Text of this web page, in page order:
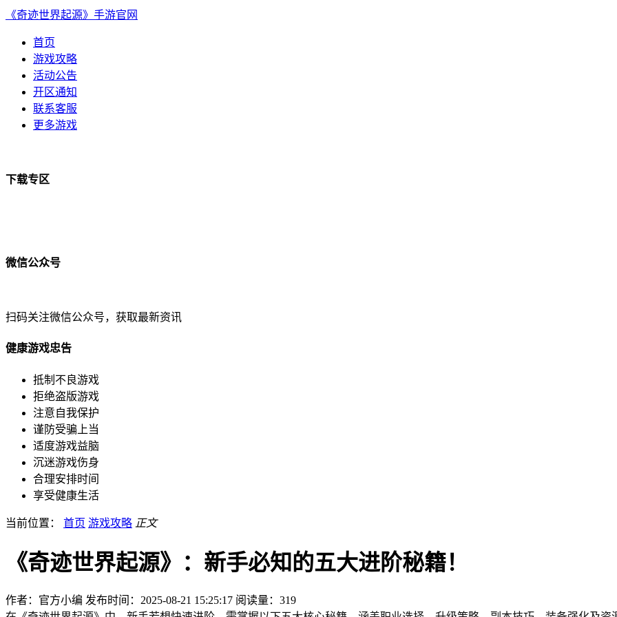
《奇迹世界起源》手游官网
首页
游戏攻略
活动公告
开区通知
联系客服
更多游戏
下载专区
微信公众号
扫码关注微信公众号，获取最新资讯
健康游戏忠告
抵制不良游戏
拒绝盗版游戏
注意自我保护
谨防受骗上当
适度游戏益脑
沉迷游戏伤身
合理安排时间
享受健康生活
当前位置： 首页 游戏攻略 正文
《奇迹世界起源》：新手必知的五大进阶秘籍！
作者：官方小编 发布时间：2025-08-21 15:25:17 阅读量： 319